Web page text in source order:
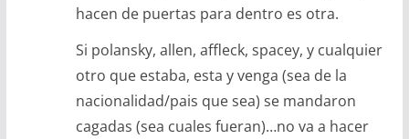
hacen de puertas para dentro es otra.
Si polansky, allen, affleck, spacey, y cualquier
otro que estaba, esta y venga (sea de la
nacionalidad/pais que sea) se mandaron
cagadas (sea cuales fueran)…no va a hacer